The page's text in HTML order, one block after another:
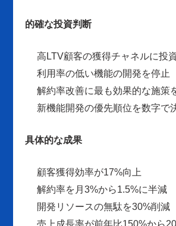
的確な投資判断
高LTV顧客の獲得チャネルに投
利用率の低い機能の開発を停止
解約率改善に最も効果的な施策
新機能開発の優先順位を数字で
具体的な成果
顧客獲得効率が17%向上
解約率を月3%から1.5%に半減
開発リソースの無駄を30%削減
売上成長率が前年比150%から